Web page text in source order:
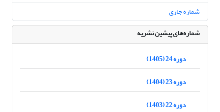
شماره جاری
شماره‌های پیشین نشریه
دوره 24 (1405)
دوره 23 (1404)
دوره 22 (1403)